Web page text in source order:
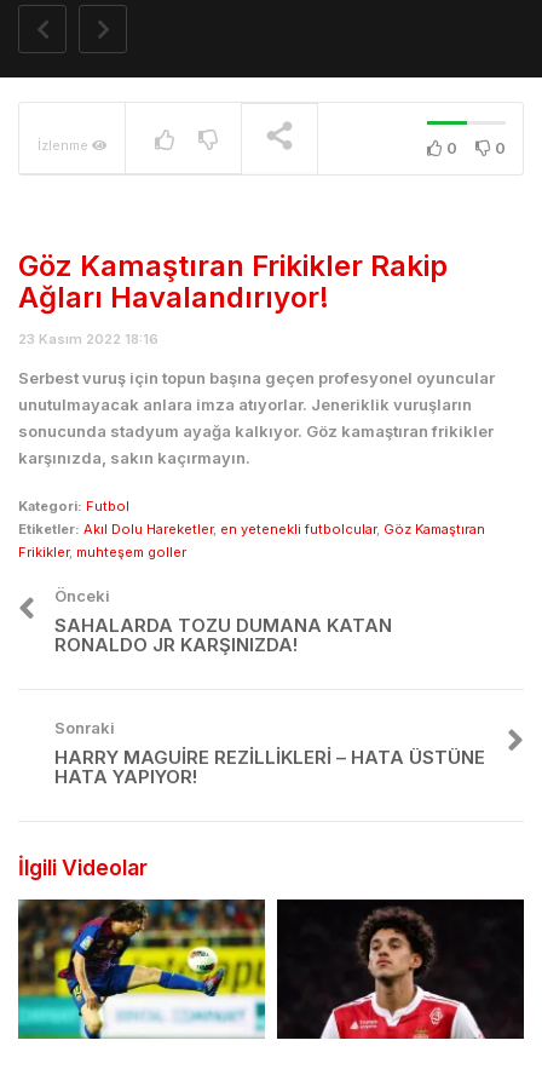
İzlenme 0 0
Göz Kamaştıran Frikikler Rakip
Ağları Havalandırıyor!
23 Kasım 2022 18:16
Serbest vuruş için topun başına geçen profesyonel oyuncular
unutulmayacak anlara imza atıyorlar. Jeneriklik vuruşların
sonucunda stadyum ayağa kalkıyor. Göz kamaştıran frikikler
karşınızda, sakın kaçırmayın.
Kategori: Futbol
Etiketler: Akıl Dolu Hareketler, en yetenekli futbolcular, Göz Kamaştıran
Frikikler, muhteşem goller
Önceki
SAHALARDA TOZU DUMANA KATAN
RONALDO JR KARŞINIZDA!
Sonraki
HARRY MAGUIRE REZILLIKLERI – HATA ÜSTÜNE
HATA YAPIYOR!
İlgili Videolar